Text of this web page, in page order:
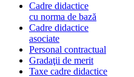
Cadre didactice
cu norma de bază
Cadre didactice
asociate
Personal contractual
Gradaţii de merit
Taxe cadre didactice